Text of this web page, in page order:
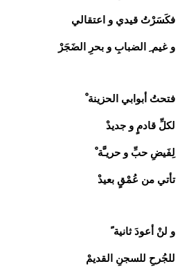
فكَسَرْتُ قيدي و اعتقالي
و غيم ِ الضبابِ و بحرِ الضَجَرْ
فتحتُ أبوابي الحزينة ْ
لكلِّ قادمٍ و جديدْ
لِفَيضِ حبِّ و حريـَّة ْ
تأتي من عُمْقٍ بعيدْ
و لنْ أعودَ ثانية ً
للجُرحِ للسجنِ القديمْ